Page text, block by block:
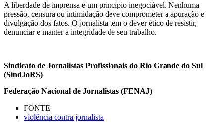
A liberdade de imprensa é um princípio inegociável. Nenhuma
pressão, censura ou intimidação deve comprometer a apuração e
divulgação dos fatos. O jornalista tem o dever ético de resistir,
denunciar e manter a integridade de seu trabalho.
Sindicato de Jornalistas Profissionais do Rio Grande do Sul
(SindJoRS)
Federação Nacional de Jornalistas (FENAJ)
FONTE
violência contra jornalista